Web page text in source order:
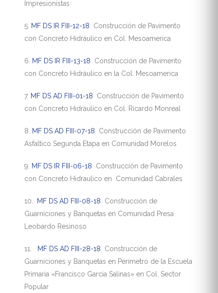
Impresionistas
5. MF DS IR FIII-12-18
Construcción de Pavimento
con Concreto Hidráulico en Col. Mesoamerica
6. MF DS IR FIII-13-18
Construcción de Pavimento
con Concreto Hidráulico en la Col. Mesoamerica
7. MF DS AD FIII-01-18
Construcción de Pavimento
con Concreto Hidraulico en Col. Ricardo Monreal
8. MF DS AD FIII-07-18
Construcción de Pavimento
Asfaltico Segunda Etapa en Comunidad Morelos
9. MF DS IR FIII-06-18
Construcción de Pavimento
con Concreto Hidraulico en Comunidad Cabrales
10. MF DS AD FIII-08-18
Construcción de
Guarniciones y Banquetas en Comunidad Presa
Leobardo Resinoso
11. MF DS AD FIII-28-18
Construcción de
Guarniciones y Banquetas en Perímetro de la Escuela
Primaria «Francisco Garcia Salinas» en Col. Sector
Popular